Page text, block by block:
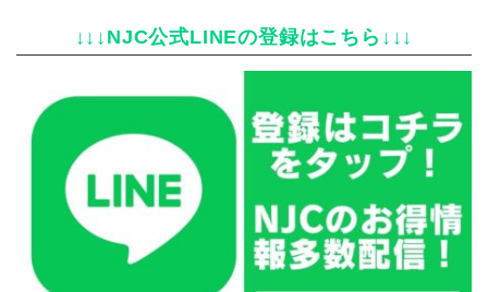
↓↓↓NJC公式LINEの登録はこちら↓↓↓